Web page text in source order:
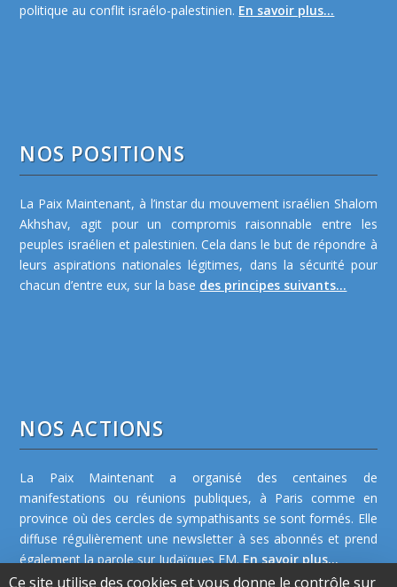
politique au conflit israélo-palestinien. En savoir plus...
NOS POSITIONS
La Paix Maintenant, à l’instar du mouvement israélien Shalom
Akhshav, agit pour un compromis raisonnable entre les
peuples israélien et palestinien. Cela dans le but de répondre à
leurs aspirations nationales légitimes, dans la sécurité pour
chacun d’entre eux, sur la base des principes suivants...
NOS ACTIONS
La Paix Maintenant a organisé des centaines de
manifestations ou réunions publiques, à Paris comme en
province où des cercles de sympathisants se sont formés. Elle
diffuse régulièrement une newsletter à ses abonnés et prend
également la parole sur Judaïques FM. En savoir plus...
Ce site utilise des cookies et vous donne le contrôle sur